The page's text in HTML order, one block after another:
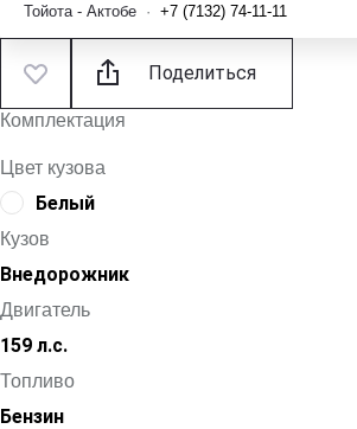
Тойота - Актобе · +7 (7132) 74-11-11
Поделиться
Комплектация
Цвет кузова
Белый
Кузов
Внедорожник
Двигатель
159 л.с.
Топливо
Бензин